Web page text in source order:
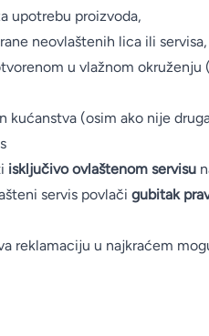
mašine
upotrebu proizvoda,
neovlaštenih lica ili servisa,
u vlažnom
kućanstva (osim ako nije
isključivo ovlaštenom servisu
servis povlači gubitak
reklamaciju u najkraćem